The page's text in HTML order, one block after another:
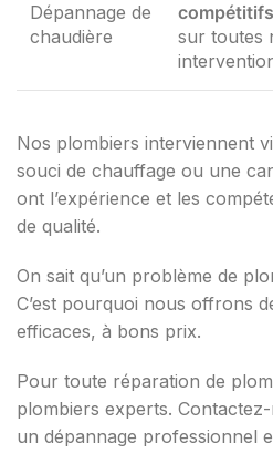
Dépannage de
chaudière
compétitifs
sur toutes
Nos plombiers interviennent
souci de chauffage ou une
ont l’expérience et les
de qualité.
On sait qu’un problème de
C’est pourquoi nous offrons
efficaces, à bons prix.
Pour toute réparation de
plombiers experts.
un dépannage professionnel